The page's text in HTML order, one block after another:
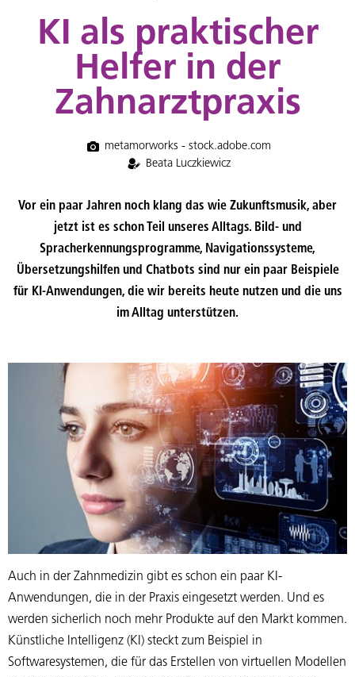
KI als praktischer
Helfer in der
Zahnarztpraxis
metamorworks - stock.adobe.com
Beata Luczkiewicz
Vor ein paar Jahren noch klang das wie Zukunftsmusik, aber
jetzt ist es schon Teil unseres Alltags. Bild- und
Spracherkennungsprogramme, Navigationssysteme,
Übersetzungshilfen und Chatbots sind nur ein paar Beispiele
für KI-Anwendungen, die wir bereits heute nutzen und die uns
im Alltag unterstützen.
Auch in der Zahnmedizin gibt es schon ein paar KI-
Anwendungen, die in der Praxis eingesetzt werden. Und es
werden sicherlich noch mehr Produkte auf den Markt kommen.
Künstliche Intelligenz (KI) steckt zum Beispiel in
Softwaresystemen, die für das Erstellen von virtuellen Modellen